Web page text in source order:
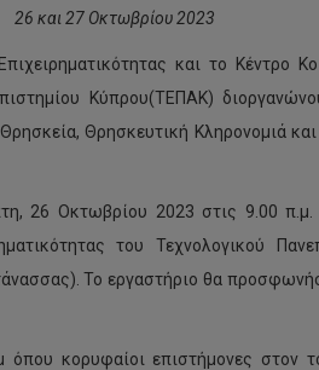
26 και 27 Οκτωβρίου 2023
και το Κέντρο
Κύπρου(ΤΕΠΑΚ)
Θρησκευτική Κληρονομιά
26 Οκτωβρίου 2023 στις 9.00
του Τεχνολογικού
Το εργαστήριο θα
κορυφαίοι επιστήμονες στον